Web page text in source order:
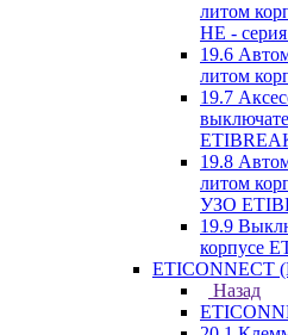
литом
HE -
19.6
литом
19.7
19.8
литом
УЗО
19.9
корпусе
ETICONNECT
Назад